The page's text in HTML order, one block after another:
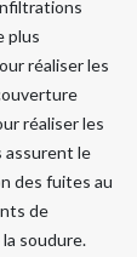
plus
réaliser les
réaliser les
assurent le
des fuites au
de
soudure.